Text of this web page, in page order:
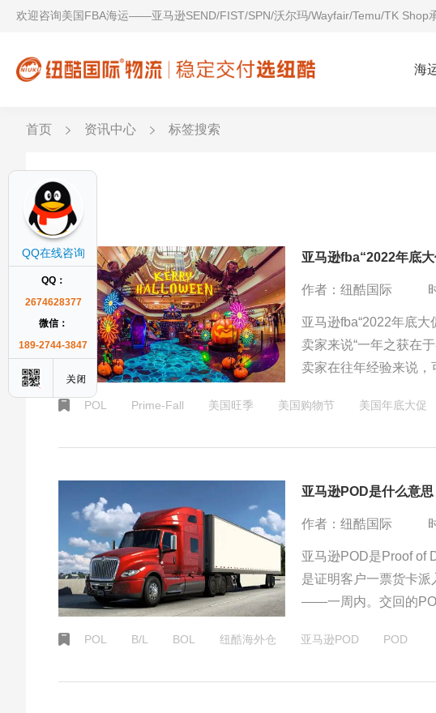
欢迎咨询美国FBA海运——亚马逊SEND/FIST/SPN/沃尔玛/Wayfair/Temu/TK Shop
海
首页 资讯中心 标签搜索
POL
亚马逊fba“2022年底大
作者：纽酷国际
亚马逊fba“2022年底大
卖家来说“一年之获在
卖家在往年经验来说
根据欧美国家数据统计
POL Prime-Fall 美国旺季 美国购物节 美国年底大促
亚马逊POD是什么意思
作者：纽酷国际
亚马逊POD是Proof of
是证明客户一票货卡
——一周内。交回的
POL B/L BOL 纽酷海外仓 亚马逊POD POD
QQ在线咨询
QQ：
2674628377
微信：
189-2744-3847